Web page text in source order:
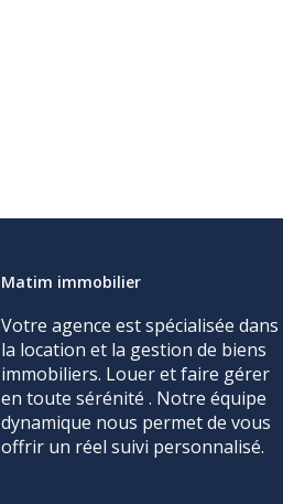
Matim immobilier
Votre agence est spécialisée dans
la location et la gestion de biens
immobiliers. Louer et faire gérer
en toute sérénité . Notre équipe
dynamique nous permet de vous
offrir un réel suivi personnalisé.